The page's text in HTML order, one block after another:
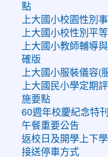
點
上大國小校園性別
上大國小校性別平
上大國小教師輔導
確版
上大國小服裝儀容(
上大國民小學定期
施要點
60週年校慶紀念特刊
午餐重要公告
返校日及開學上下
接送停車方式